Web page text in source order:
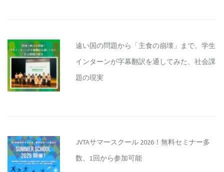
遠い国の問題から「主食の崩壊」まで。学生
インターンが字幕翻訳を通してみた、社会課
題の現実
JVTAサマースクール 2026！無料セミナー多
数、1回から参加可能